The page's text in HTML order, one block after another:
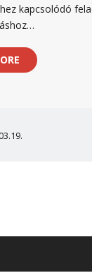
kapcsolódó